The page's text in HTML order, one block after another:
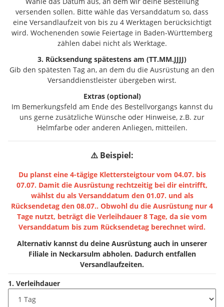
versenden sollen. Bitte wähle das Versanddatum so, dass
eine Versandlaufzeit von bis zu 4 Werktagen berücksichtigt
wird. Wochenenden sowie Feiertage in Baden-Württemberg
zählen dabei nicht als Werktage.
3. Rücksendung spätestens am (TT.MM.JJJJ)
Gib den spätesten Tag an, an dem du die Ausrüstung an den
Versanddienstleister übergeben wirst.
Extras (optional)
Im Bemerkungsfeld am Ende des Bestellvorgangs kannst du
uns gerne zusätzliche Wünsche oder Hinweise, z.B. zur
Helmfarbe oder anderen Anliegen, mitteilen.
⚠️ Beispiel:
Du planst eine 4-tägige Klettersteigtour vom 04.07. bis
07.07. Damit die Ausrüstung rechtzeitig bei dir eintrifft,
wählst du als Versanddatum den 01.07. und als
Rücksendetag den 08.07.. Obwohl du die Ausrüstung nur 4
Tage nutzt, beträgt die Verleihdauer 8 Tage, da sie vom
Versanddatum bis zum Rücksendetag berechnet wird.
Alternativ kannst du deine Ausrüstung auch in unserer
Filiale in Neckarsulm abholen. Dadurch entfallen
Versandlaufzeiten.
1. Verleihdauer